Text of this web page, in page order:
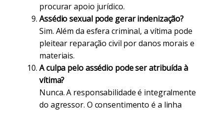
procurar apoio jurídico.
Assédio sexual pode gerar indenização?
Sim. Além da esfera criminal, a vítima pode
pleitear reparação civil por danos morais e
materiais.
A culpa pelo assédio pode ser atribuída à
vítima?
Nunca. A responsabilidade é integralmente
do agressor. O consentimento é a linha